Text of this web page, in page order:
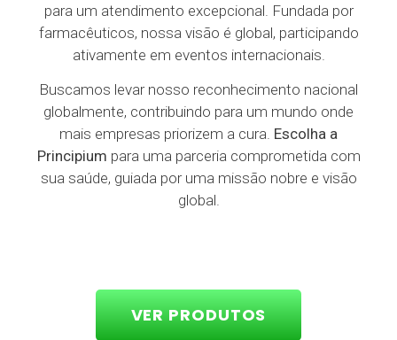
para um atendimento excepcional. Fundada por
farmacêuticos, nossa visão é global, participando
ativamente em eventos internacionais.
Buscamos levar nosso reconhecimento nacional
globalmente, contribuindo para um mundo onde
mais empresas priorizem a cura. Escolha a
Principium para uma parceria comprometida com
sua saúde, guiada por uma missão nobre e visão
global.
VER PRODUTOS